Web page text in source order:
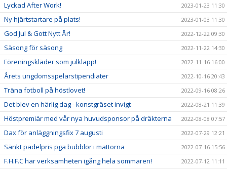
Lyckad After Work! 2023-01-23 11:30
Ny hjärtstartare på plats! 2023-01-03 11:30
God Jul & Gott Nytt År! 2022-12-22 09:30
Säsong för säsong 2022-11-22 14:30
Föreningskläder som julklapp! 2022-11-16 16:00
Årets ungdomsspelarstipendiater 2022-10-16 20:43
Träna fotboll på höstlovet! 2022-09-16 08:26
Det blev en härlig dag - konstgräset invigt 2022-08-21 11:39
Höstpremiär med vår nya huvudsponsor på dräkterna 2022-08-08 07:57
Dax för anläggningsfix 7 augusti 2022-07-29 12:21
Sänkt padelpris pga bubblor i mattorna 2022-07-16 15:56
F.H.F.C har verksamheten igång hela sommaren! 2022-07-12 11:11